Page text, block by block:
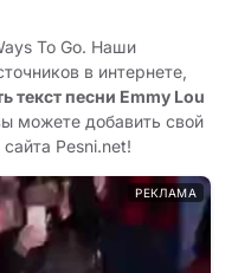
To Go. Наши
в интернете,
текст песни Emmy Lou
можете добавить свой
Pesni.net!
РЕКЛАМА